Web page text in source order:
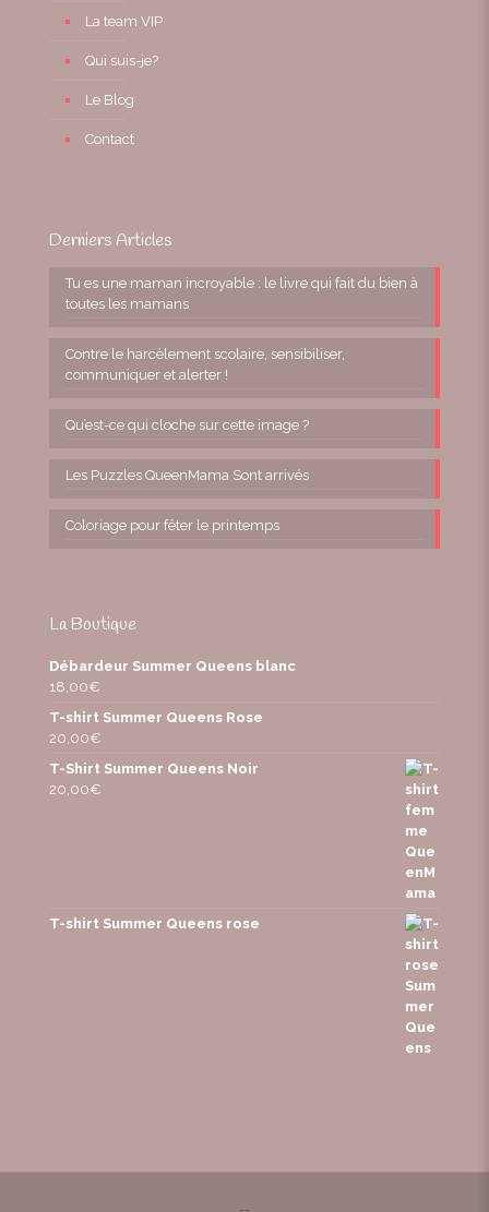
La team VIP
Qui suis-je?
Le Blog
Contact
Derniers Articles
Tu es une maman incroyable : le livre qui fait du bien à
toutes les mamans
Contre le harcèlement scolaire, sensibiliser,
communiquer et alerter !
Qu’est-ce qui cloche sur cette image ?
Les Puzzles QueenMama Sont arrivés
Coloriage pour fêter le printemps
La Boutique
Débardeur Summer Queens blanc
18,00€
T-shirt Summer Queens Rose
20,00€
T-Shirt Summer Queens Noir
20,00€
T-shirt Summer Queens rose